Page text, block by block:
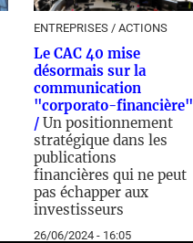
ENTREPRISES / ACTIONS
Le CAC 40 mise
désormais sur la
communication
"corporato-financière"
/ Un positionnement
stratégique dans les
publications
financières qui ne peut
pas échapper aux
investisseurs
26/06/2024 - 16:05